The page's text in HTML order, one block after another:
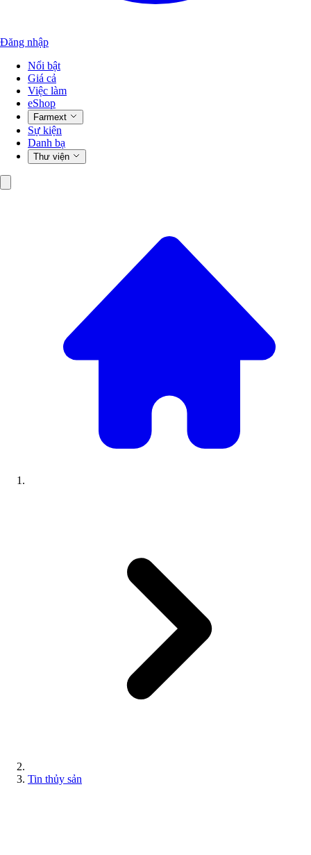
Đăng nhập
Nổi bật
Giá cả
Việc làm
eShop
Farmext
Sự kiện
Danh bạ
Thư viện
Tin thủy sản